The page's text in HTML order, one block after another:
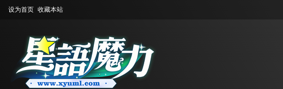
设为首页 收藏本站